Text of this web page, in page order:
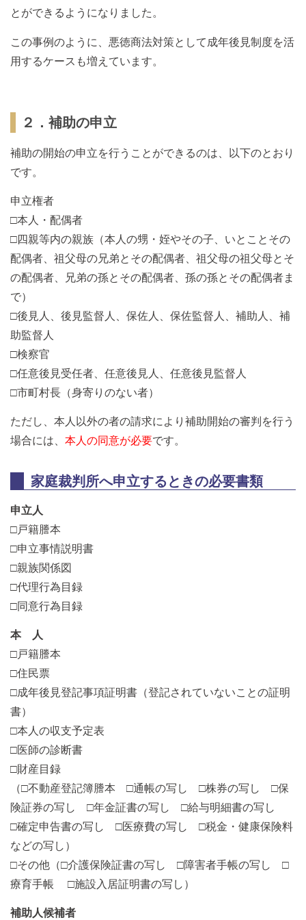
とができるようになりました。
この事例のように、悪徳商法対策として成年後見制度を活
用するケースも増えています。
２．補助の申立
補助の開始の申立を行うことができるのは、以下のとおり
です。
申立権者
□本人・配偶者
□四親等内の親族（本人の甥・姪やその子、いとことその
配偶者、祖父母の兄弟とその配偶者、祖父母の祖父母とそ
の配偶者、兄弟の孫とその配偶者、孫の孫とその配偶者ま
で）
□後見人、後見監督人、保佐人、保佐監督人、補助人、補
助監督人
□検察官
□任意後見受任者、任意後見人、任意後見監督人
□市町村長（身寄りのない者）
ただし、本人以外の者の請求により補助開始の審判を行う
場合には、 本人の同意が必要です。
家庭裁判所へ申立するときの必要書類
申立人
□戸籍謄本
□申立事情説明書
□親族関係図
□代理行為目録
□同意行為目録
本 人
□戸籍謄本
□住民票
□成年後見登記事項証明書（登記されていないことの証明
書）
□本人の収支予定表
□医師の診断書
□財産目録
（□不動産登記簿謄本 □通帳の写し □株券の写し □保
険証券の写し □年金証書の写し □給与明細書の写し
□確定申告書の写し □医療費の写し □税金・健康保険料
などの写し）
□その他（□介護保険証書の写し □障害者手帳の写し □
療育手帳 □施設入居証明書の写し）
補助人候補者